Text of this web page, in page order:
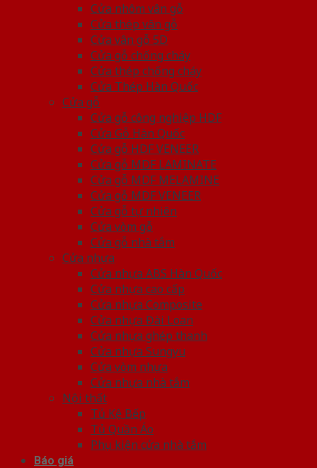
Cửa nhôm vân gỗ
Cửa thép vân gỗ
Cửa vân gỗ 5D
Cửa gỗ chống cháy
Cửa thép chống cháy
Cửa Thép Hàn Quốc
Cửa gỗ
Cửa gỗ công nghiệp HDF
Cửa Gỗ Hàn Quốc
Cửa gỗ HDF VENEER
Cửa gỗ MDF LAMINATE
Cửa gỗ MDF MELAMINE
Cửa gỗ MDF VENEER
Cửa gỗ tự nhiên
Cửa vòm gỗ
Cửa gỗ nhà tắm
Cửa nhựa
Cửa nhựa ABS Hàn Quốc
Cửa nhựa cao cấp
Cửa nhựa Composite
Cửa nhựa Đài Loan
Cửa nhựa ghép thanh
Cửa nhựa Sungyu
Cửa vòm nhựa
Cửa nhựa nhà tắm
Nội thất
Tủ Kệ Bếp
Tủ Quần Áo
Phụ kiện cửa nhà tắm
Báo giá